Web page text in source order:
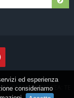
01821400676 REA: TE
ed esperienza
consideriamo